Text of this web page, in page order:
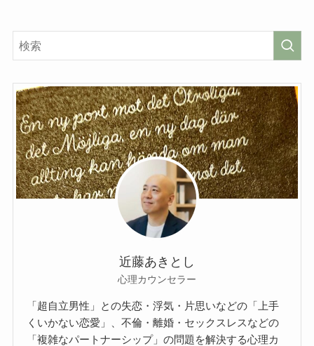
近藤あきとし
心理カウンセラー
「超自立男性」との失恋・浮気・片思いなどの「上手
くいかない恋愛」、不倫・離婚・セックスレスなどの
「複雑なパートナーシップ」の問題を解決する心理カ